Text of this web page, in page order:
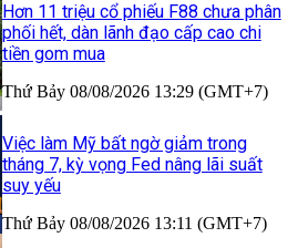
Hơn 11 triệu cổ phiếu F88 chưa phân
phối hết, dàn lãnh đạo cấp cao chi
tiền gom mua
Thứ Bảy 08/08/2026 13:29 (GMT+7)
Việc làm Mỹ bất ngờ giảm trong
tháng 7, kỳ vọng Fed nâng lãi suất
suy yếu
Thứ Bảy 08/08/2026 13:11 (GMT+7)